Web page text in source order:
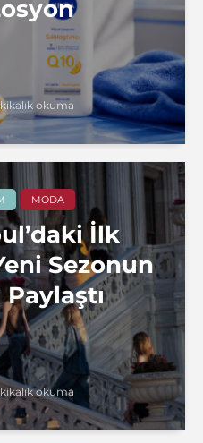
okuma
MODA
İlk
Sezonun
Paylaştı
okuma